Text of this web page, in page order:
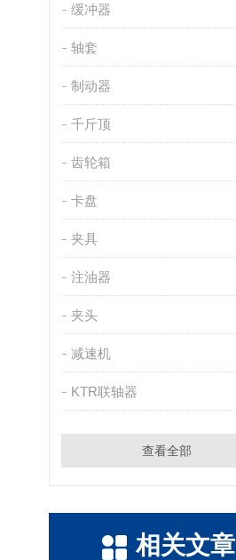
缓冲器
轴套
制动器
千斤顶
齿轮箱
卡盘
夹具
注油器
夹头
减速机
KTR联轴器
查看全部
相关文章